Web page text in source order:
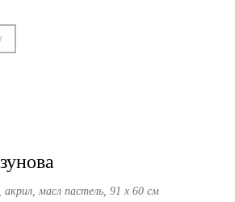
масл пастель, 91 х 60 см